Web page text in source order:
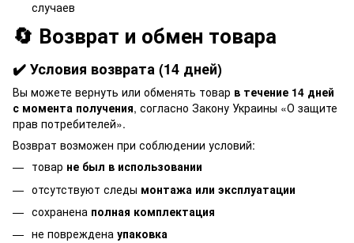
случаев
🔄 Возврат и обмен товара
✔️ Условия возврата (14 дней)
Вы можете вернуть или обменять товар в течение 14 дней
с момента получения, согласно Закону Украины «О защите
прав потребителей».
Возврат возможен при соблюдении условий:
товар не был в использовании
отсутствуют следы монтажа или эксплуатации
сохранена полная комплектация
не повреждена упаковка